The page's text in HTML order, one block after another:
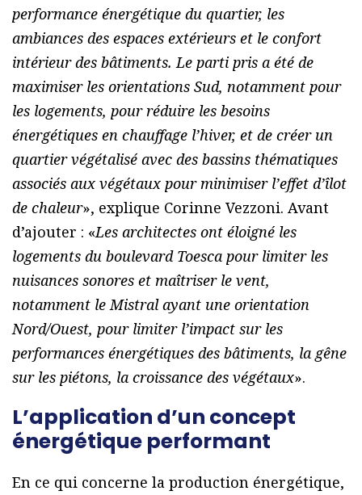
performance énergétique du quartier, les
ambiances des espaces extérieurs et le confort
intérieur des bâtiments. Le parti pris a été de
maximiser les orientations Sud, notamment pour
les logements, pour réduire les besoins
énergétiques en chauffage l’hiver, et de créer un
quartier végétalisé avec des bassins thématiques
associés aux végétaux pour minimiser l’effet d’îlot
de chaleur», explique Corinne Vezzoni. Avant
d’ajouter : «Les architectes ont éloigné les
logements du boulevard Toesca pour limiter les
nuisances sonores et maîtriser le vent,
notamment le Mistral ayant une orientation
Nord/Ouest, pour limiter l’impact sur les
performances énergétiques des bâtiments, la gêne
sur les piétons, la croissance des végétaux».
L’application d’un concept
énergétique performant
En ce qui concerne la production énergétique,